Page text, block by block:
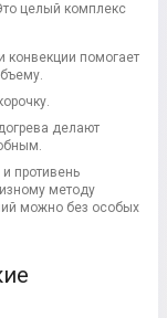
целый комплекс
конвекции помогает
делают
противень
методу
можно без особых